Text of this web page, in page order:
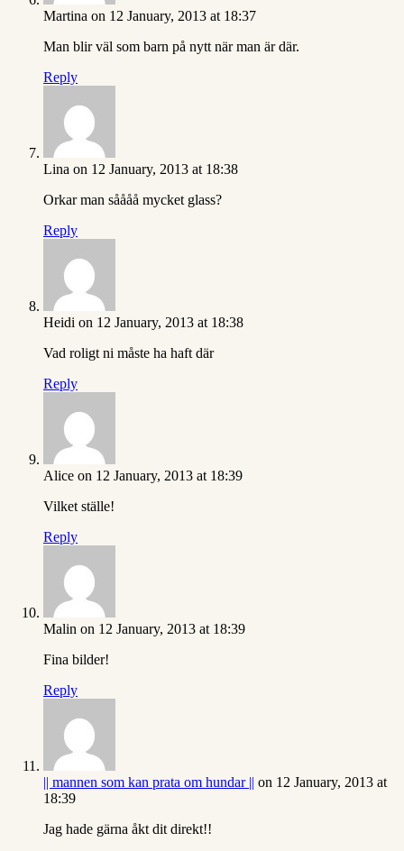
Martina on 12 January, 2013 at 18:37
Man blir väl som barn på nytt när man är där.
Reply
Lina on 12 January, 2013 at 18:38
Orkar man såååå mycket glass?
Reply
Heidi on 12 January, 2013 at 18:38
Vad roligt ni måste ha haft där
Reply
Alice on 12 January, 2013 at 18:39
Vilket ställe!
Reply
Malin on 12 January, 2013 at 18:39
Fina bilder!
Reply
|| mannen som kan prata om hundar || on 12 January, 2013 at
18:39
Jag hade gärna åkt dit direkt!!